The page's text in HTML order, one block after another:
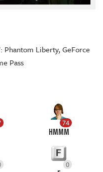
Phantom Liberty,GeForce
Pass
74
HMMM
0